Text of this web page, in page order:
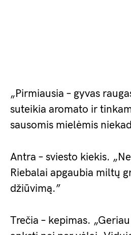
„Pirmiausia – gyvas
suteikia aromato ir
sausomis mielėmis
Antra – sviesto kiekis.
Riebalai apgaubia miltų
džiūvimą.”
Trečia – kepimas.